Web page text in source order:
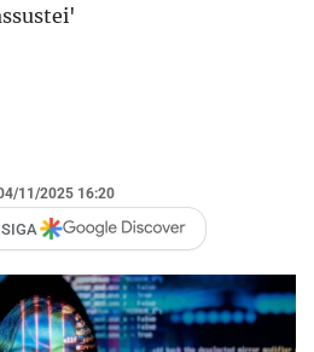
11/2025 16:20
SIGA